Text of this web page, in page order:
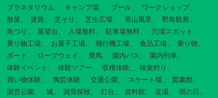
プラネタリウム
キャンプ場 プール
ワークショップ
散策
迷路 芝そり 芝生広場 里山風景
野鳥観察
魚つり
展望台 入場無料 駐車場無料
穴場スポット
乗り物工場
お菓子工場 飛行機工場 食品工場
乗り物
ボート
ロープウェイ 乗馬 園内バス
園内列車
体験イベント
体験ツアー 収穫体験
味覚狩り
買い物体験
陶芸体験 交通公園 スケート場
図書館
国営公園
城 洞窟探検 灯台 資料館 足湯
雨の日